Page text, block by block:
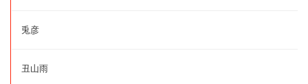
兎彦
丑山雨